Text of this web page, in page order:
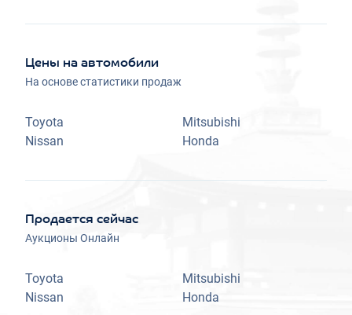
Цены на автомобили
На основе статистики продаж
Toyota
Nissan
Mitsubishi
Honda
Продается сейчас
Аукционы Онлайн
Toyota
Nissan
Mitsubishi
Honda